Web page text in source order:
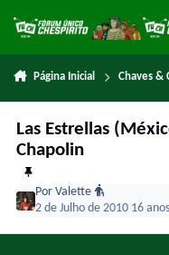
Página Inicial Chaves &
Las Estrellas
Chapolin
PorValette
2 de Julho de 2010 16